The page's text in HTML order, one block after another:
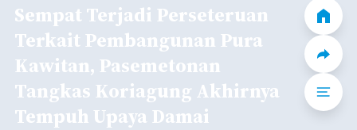
Sempat Terjadi Perseteruan
Terkait Pembangunan Pura
Kawitan, Pasemetonan
Tangkas Koriagung Akhirnya
Tempuh Upaya Damai